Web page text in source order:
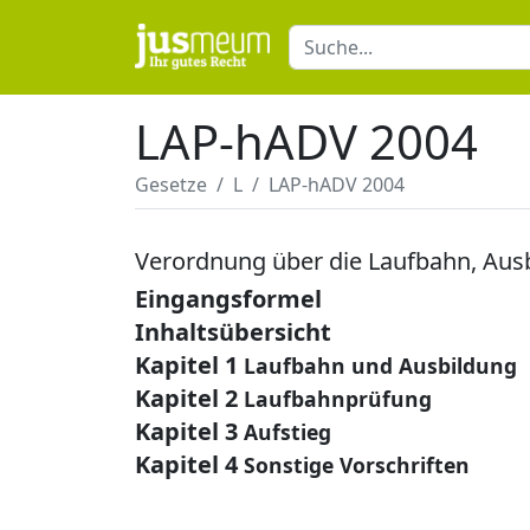
LAP-hADV 2004
Gesetze L LAP-hADV 2004
Verordnung über die Laufbahn,
Eingangsformel
Inhaltsübersicht
Kapitel 1 Laufbahn und Ausbildung
Kapitel 2 Laufbahnprüfung
Kapitel 3 Aufstieg
Kapitel 4 Sonstige Vorschriften